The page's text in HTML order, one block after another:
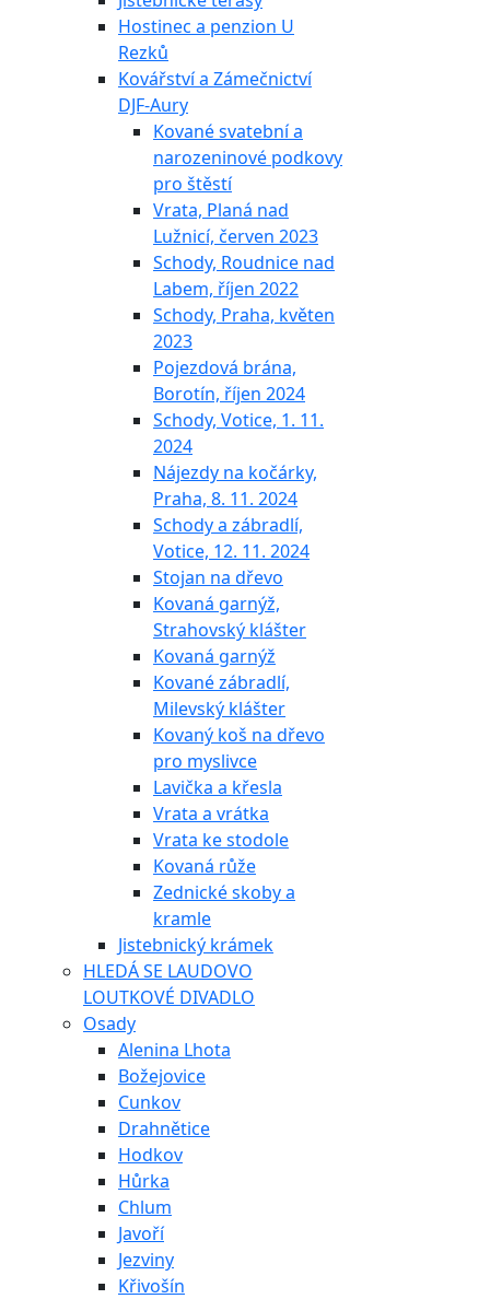
Hostinec a penzion U
Rezků
Kovářství a Zámečnictví
DJF-Aury
Kované svatební a
narozeninové podkovy
pro štěstí
Vrata, Planá nad
Lužnicí, červen 2023
Schody, Roudnice nad
Labem, říjen 2022
Schody, Praha, květen
2023
Pojezdová brána,
Borotín, říjen 2024
Schody, Votice, 1. 11.
2024
Nájezdy na kočárky,
Praha, 8. 11. 2024
Schody a zábradlí,
Votice, 12. 11. 2024
Stojan na dřevo
Kovaná garnýž,
Strahovský klášter
Kovaná garnýž
Kované zábradlí,
Milevský klášter
Kovaný koš na dřevo
pro myslivce
Lavička a křesla
Vrata a vrátka
Vrata ke stodole
Kovaná růže
Zednické skoby a
kramle
Jistebnický krámek
HLEDÁ SE LAUDOVO
LOUTKOVÉ DIVADLO
Osady
Alenina Lhota
Božejovice
Cunkov
Drahnětice
Hodkov
Hůrka
Chlum
Javoří
Jezviny
Křivošín